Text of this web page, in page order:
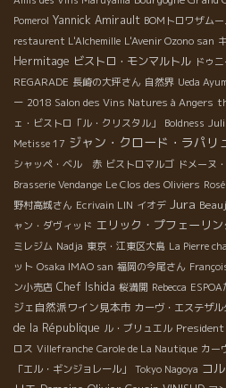
Pomerol Yannick Amirault BOMトロワザム
restaurent L'Alchemille L'Avenir Ozono san
Hermitage ビストロ・モンマルトル ドゥ
REGARADE 長崎の大坪さん 自然界 Ueda
ー 2018 Salon des Vins Natures à Angers
ェ・ビストロ「ル・クリスタル」
Boldness
Metisse 17 ジャン・クロード・ラパリ
シャッペ・ベル 赤 ビストロマルゴ ドメーヌ
Brasserie Vendange Le Clos des Oliviers
野村高城さん Ecrivain LIN イオデ Jura
ャン・ダヴィッド エリック・プフェーリ
ミレジム Nadja 東京・江東区大島 La Pierre
ット Osaka IMAO san 福岡の今尾さん
ン小売店 Chef Ishida 桜満開 Rebecca ESPOA
ジェ自然派ワイン見本市 カーヴ・エステザル
de la République ル・ブリュエル President
ロス Villefranche Carole de La Nautique カー
「エル・ギンジョレール」
Tokyo Nagoya コ